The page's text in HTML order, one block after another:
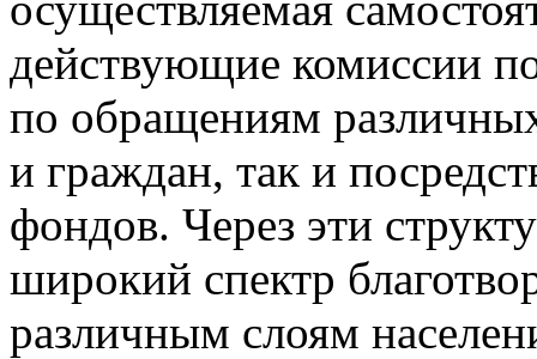
действующие комиссии
по обращениям
и граждан, так и
фондов. Через эти
широкий спектр
различным слоям